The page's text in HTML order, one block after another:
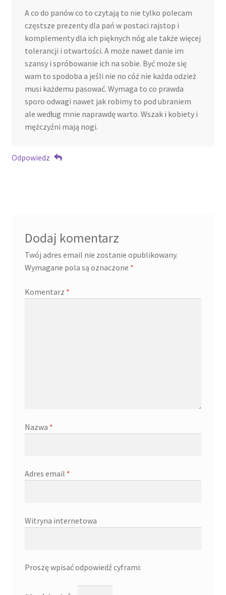
A co do panów co to czytają to nie tylko polecam
częstsze prezenty dla pań w postaci rajstop i
komplementy dla ich pięknych nóg ale także więcej
tolerancji i otwartości. A może nawet danie im
szansy i spróbowanie ich na sobie. Być może się
wam to spodoba a jeśli nie no cóż nie każda odzież
musi każdemu pasować. Wymaga to co prawda
sporo odwagi nawet jak robimy to pod ubraniem
ale według mnie naprawdę warto. Wszak i kobiety i
mężczyźni mają nogi.
Odpowiedz
Dodaj komentarz
Twój adres email nie zostanie opublikowany.
Wymagane pola są oznaczone *
Komentarz *
Nazwa *
Adres email *
Witryna internetowa
Proszę wpisać odpowiedź cyframi: